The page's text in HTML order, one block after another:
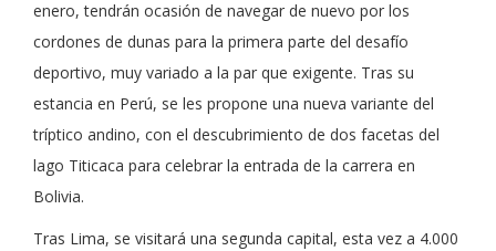
enero, tendrán ocasión de navegar de nuevo por los
cordones de dunas para la primera parte del desafío
deportivo, muy variado a la par que exigente. Tras su
estancia en Perú, se les propone una nueva variante del
tríptico andino, con el descubrimiento de dos facetas del
lago Titicaca para celebrar la entrada de la carrera en
Bolivia.
Tras Lima, se visitará una segunda capital, esta vez a 4.000